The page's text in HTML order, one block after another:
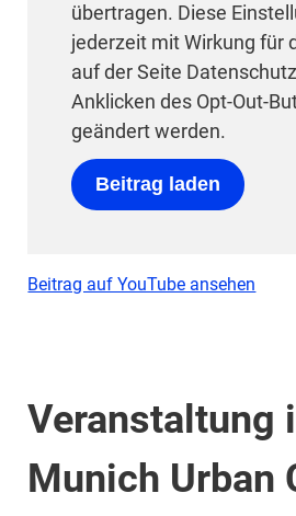
übertragen. Diese
jederzeit mit Wirkung für
auf der Seite
Anklicken des Opt-Out-
geändert werden.
Beitrag laden
Beitrag auf YouTube ansehen
Veranstaltung
Munich Urban